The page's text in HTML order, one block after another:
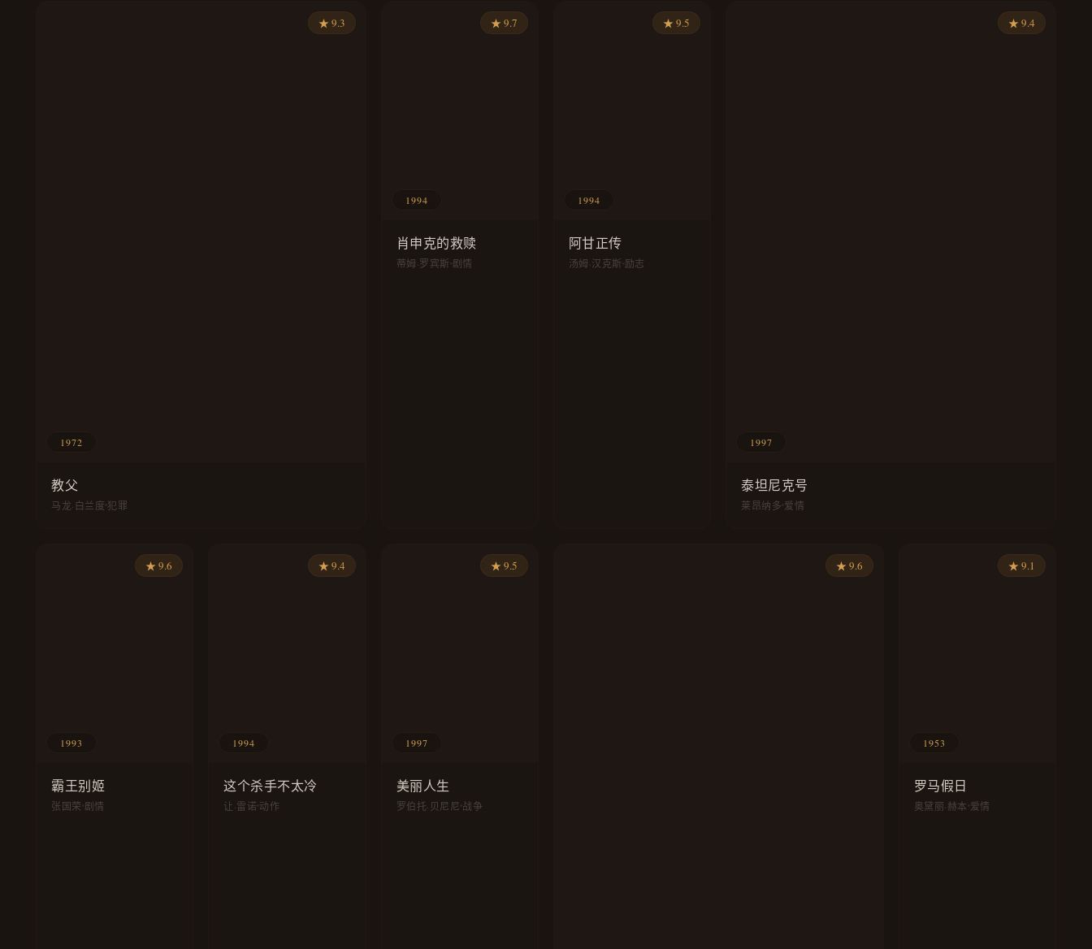
1972
★ 9.3
教父
马龙·白兰度 犯罪
1994
★ 9.7
肖申克的救赎
蒂姆·罗宾斯 剧情
1994
★ 9.5
阿甘正传
汤姆·汉克斯 励志
1997
★ 9.4
泰坦尼克号
莱昂纳多 爱情
1993
★ 9.6
霸王别姬
张国荣 剧情
1994
★ 9.4
这个杀手不太冷
让·雷诺 动作
1997
★ 9.5
美丽人生
罗伯托·贝尼尼 战争
★ 9.6
1953
★ 9.1
罗马假日
奥黛丽·赫本 爱情